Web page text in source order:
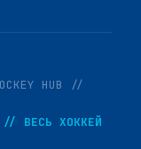
HUB //
ВЕСЬ ХОККЕЙ